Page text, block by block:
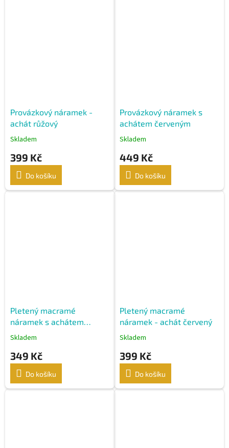
Provázkový náramek -
achát růžový
Skladem
399 Kč
Do košíku
Provázkový náramek s
achátem červeným
Skladem
449 Kč
Do košíku
Pletený macramé
náramek s achátem
žlutým
Skladem
349 Kč
Do košíku
Pletený macramé
náramek - achát červený
Skladem
399 Kč
Do košíku